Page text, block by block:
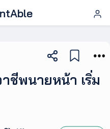
ชีพนายหน้า เริ่ม